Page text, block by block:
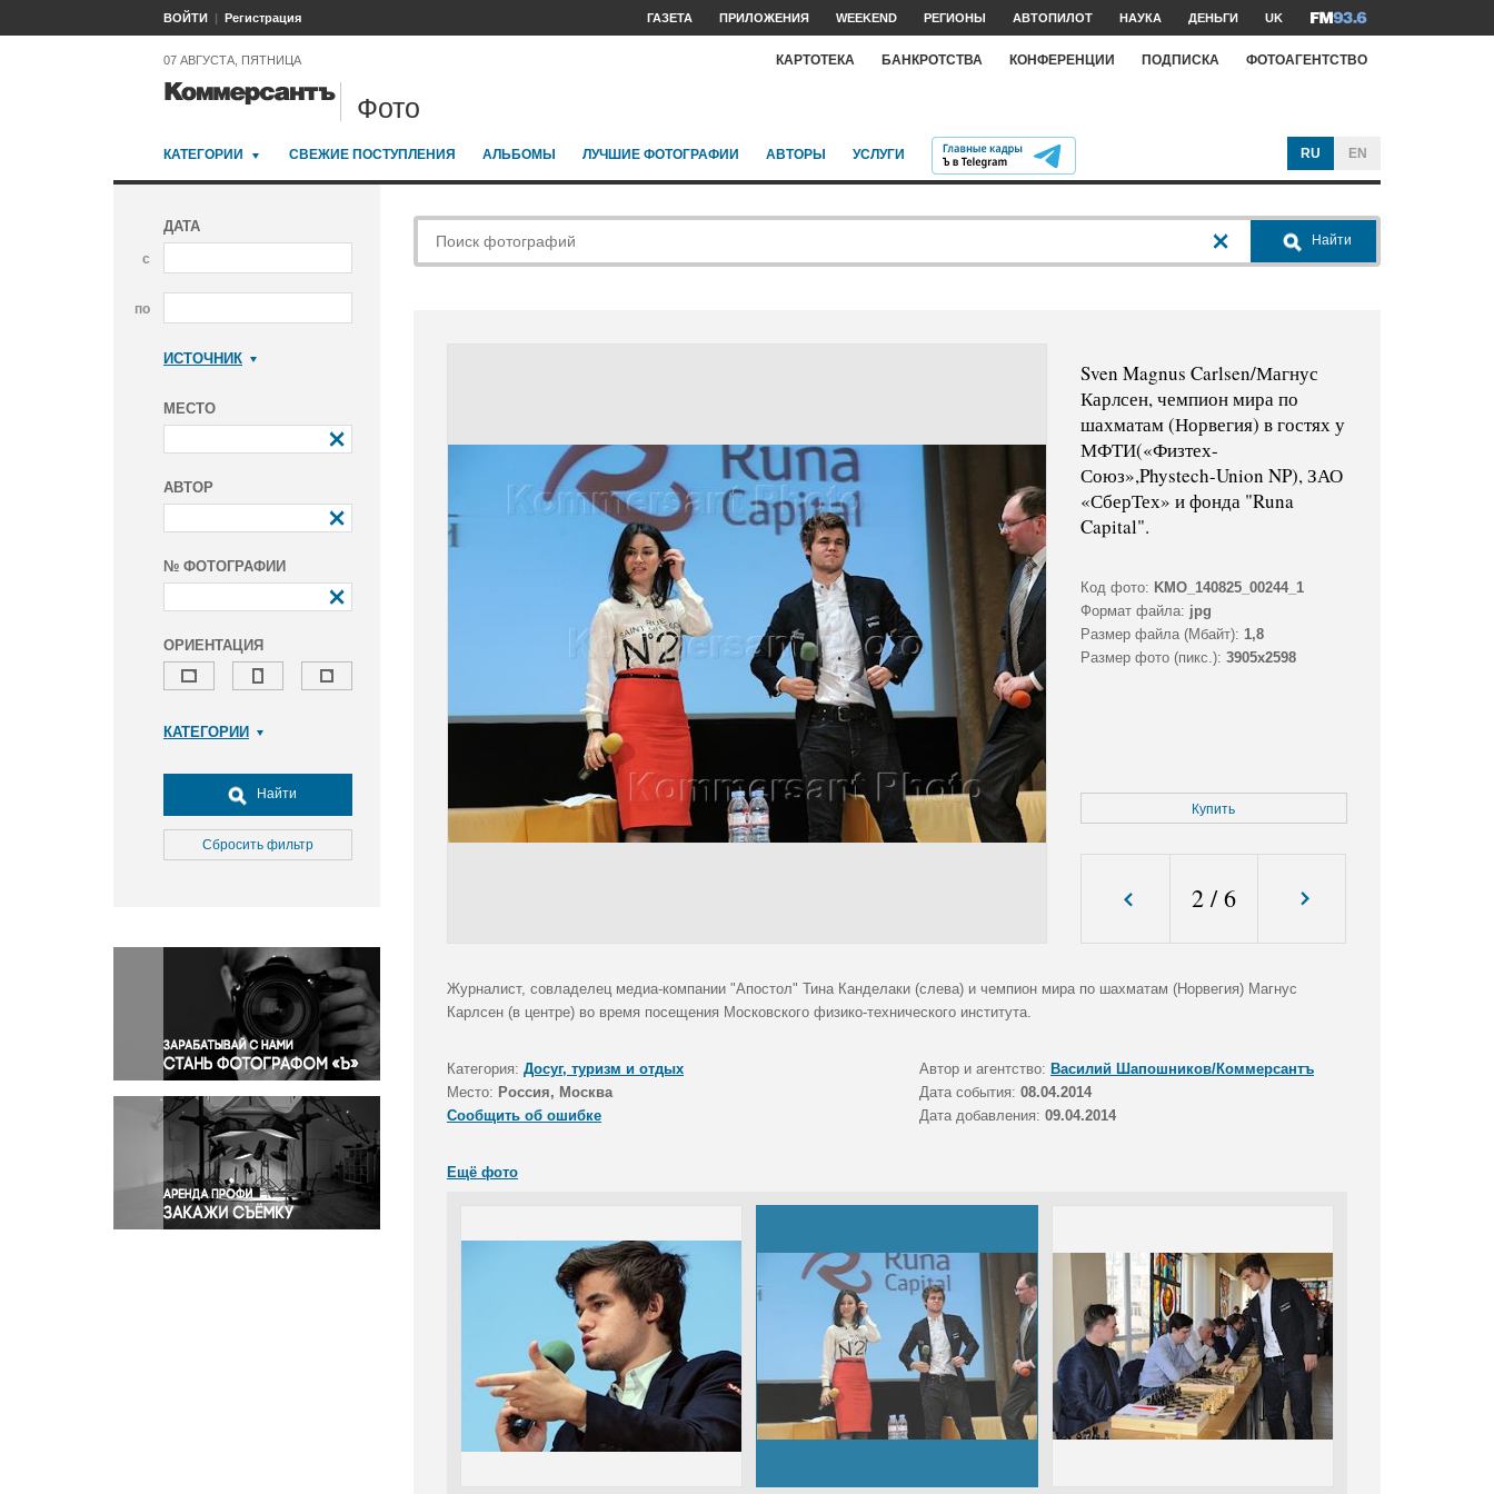
ВОЙТИ Регистрация ГАЗЕТА ПРИЛОЖЕНИЯ WEEKEND РЕГИОНЫ АВТОПИЛОТ НАУКА ДЕНЬГИ UK
07 АВГУСТА, ПЯТНИЦА КАРТОТЕКА БАНКРОТСТВА КОНФЕРЕНЦИИ ПОДПИСКА ФОТОАГЕНТСТВО
Фото
КАТЕГОРИИ СВЕЖИЕ ПОСТУПЛЕНИЯ АЛЬБОМЫ ЛУЧШИЕ ФОТОГРАФИИ АВТОРЫ УСЛУГИ RU EN
ДАТА
с
по
ИСТОЧНИК
МЕСТО
АВТОР
№ ФОТОГРАФИИ
ОРИЕНТАЦИЯ
КАТЕГОРИИ
Досуг, туризм и отдых
Культура
Медицина
Окружающая среда
Политика
Правосудие
Происшествия и конфликты
Религия
Светская жизнь
Спорт
Экология
Экономика и бизнес
Найти
Сбросить фильтр
Найти
Sven Magnus Carlsen/Магнус
Карлсен, чемпион мира по
шахматам (Норвегия) в гостях у
МФТИ(«Физтех-
Союз»,Phystech-Union NP), ЗАО
«СберТех» и фонда "Runa
Capital".
Код фото: KMO_140825_00244_1
Формат файла: jpg
Размер файла (Мбайт): 1,8
Размер фото (пикс.): 3905x2598
Купить
2/6
Журналист, совладелец медиа-компании "Апостол" Тина Канделаки (слева) и чемпион мира по шахматам (Норвегия) Магнус
Карлсен (в центре) во время посещения Московского физико-технического института.
Категория: Досуг, туризм и отдых Автор и агентство: Василий Шапошников/Коммерсантъ
Место: Россия, Москва Дата события: 08.04.2014
Сообщить об ошибке
Дата добавления: 09.04.2014
Ещё фото